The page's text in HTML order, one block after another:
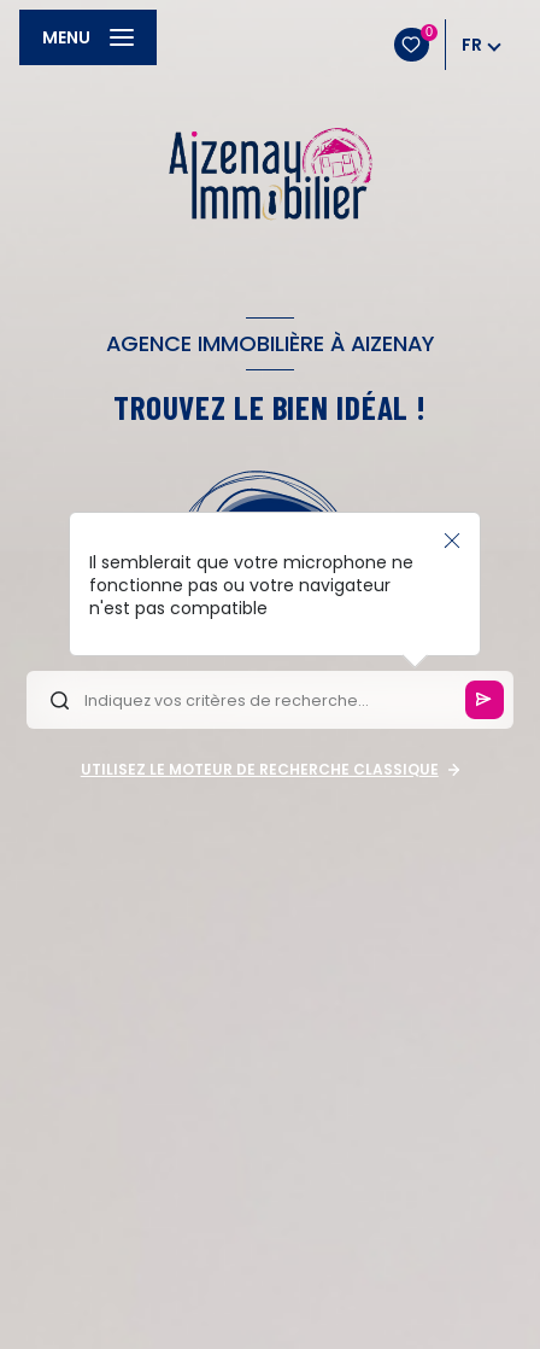
0
FR
MENU
AGENCE IMMOBILIÈRE À AIZENAY
TROUVEZ LE BIEN IDÉAL !
Il semblerait que votre microphone ne
fonctionne pas ou votre navigateur
n'est pas compatible
UTILISEZ LE MOTEUR DE RECHERCHE CLASSIQUE